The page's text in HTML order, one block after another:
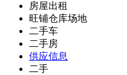
房屋出租
旺铺仓库场地
二手车
二手房
供应信息
二手